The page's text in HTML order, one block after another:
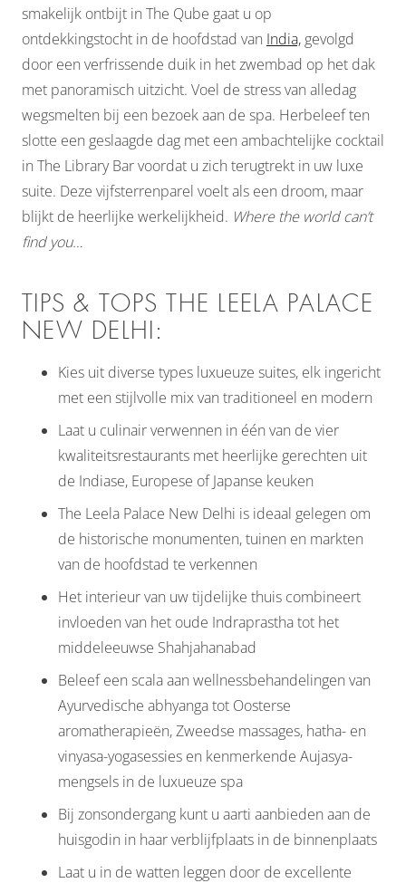
smakelijk ontbijt in The Qube gaat u op
ontdekkingstocht in de hoofdstad van India, gevolgd
door een verfrissende duik in het zwembad op het dak
met panoramisch uitzicht. Voel de stress van alledag
wegsmelten bij een bezoek aan de spa. Herbeleef ten
slotte een geslaagde dag met een ambachtelijke cocktail
in The Library Bar voordat u zich terugtrekt in uw luxe
suite. Deze vijfsterrenparel voelt als een droom, maar
blijkt de heerlijke werkelijkheid. Where the world can’t
find you…
TIPS & TOPS THE LEELA PALACE
NEW DELHI:
Kies uit diverse types luxueuze suites, elk ingericht
met een stijlvolle mix van traditioneel en modern
Laat u culinair verwennen in één van de vier
kwaliteitsrestaurants met heerlijke gerechten uit
de Indiase, Europese of Japanse keuken
The Leela Palace New Delhi is ideaal gelegen om
de historische monumenten, tuinen en markten
van de hoofdstad te verkennen
Het interieur van uw tijdelijke thuis combineert
invloeden van het oude Indraprastha tot het
middeleeuwse Shahjahanabad
Beleef een scala aan wellnessbehandelingen van
Ayurvedische abhyanga tot Oosterse
aromatherapieën, Zweedse massages, hatha- en
vinyasa-yogasessies en kenmerkende Aujasya-
mengsels in de luxueuze spa
Bij zonsondergang kunt u aarti aanbieden aan de
huisgodin in haar verblijfplaats in de binnenplaats
Laat u in de watten leggen door de excellente